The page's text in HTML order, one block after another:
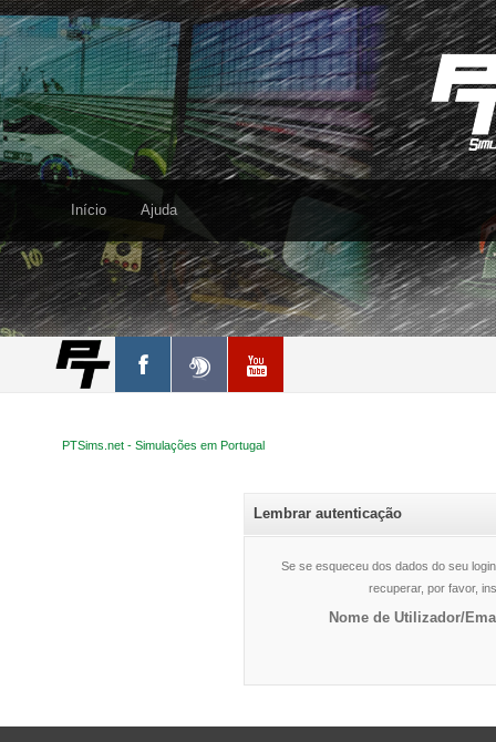
Início Ajuda
PTSims.net - Simulações em Portugal
Lembrar autenticação
Se se esqueceu dos dados do seu
recuperar, por favor,
Nome de Utilizador/